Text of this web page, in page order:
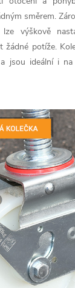
směrem.
lze výškově
žádné potíže.
jsou ideální i na